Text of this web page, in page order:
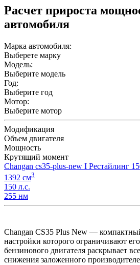
Расчет прироста
автомобиля
Марка автомобиля:
Выберете марку
Модель:
Выберите модель
Год:
Выберите год
Мотор:
Выберите мотор
Модификация
Объем двигателя
Мощность
Крутящий момент
Changan cs35-plus-new I Рестайлинг
1392 см3
150 л.с.
255 нм
Changan CS35 Plus New —
настройки которого ограничивают
бензинового двигателя раскрывает
снижения заложенного